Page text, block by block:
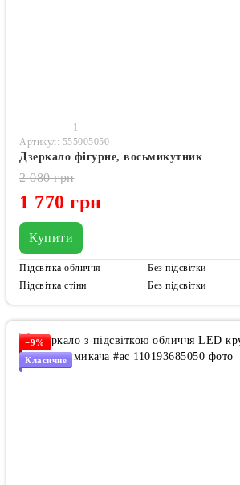
1
Артикул: 555005050
Дзеркало фігурне, восьмикутник
1 770 грн
2 080 грн
Купити
Підсвітка обличчя
Без підсвітки
Підсвітка стіни
Без підсвітки
−9%
Класичне